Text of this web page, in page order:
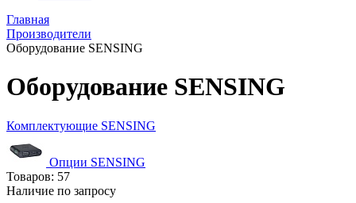
Главная
Производители
Оборудование SENSING
Оборудование SENSING
Комплектующие SENSING
Опции SENSING
Товаров: 57
Наличие по запросу